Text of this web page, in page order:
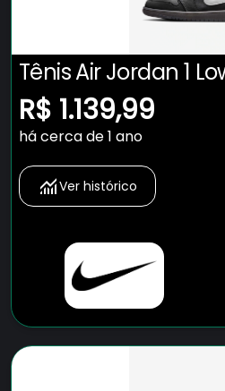
Tênis Air Jordan 1
R$ 1.139,99
há cerca de 1 ano
Ver histórico